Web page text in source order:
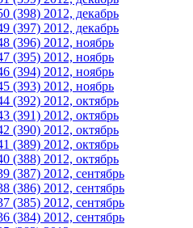
(398) 2012, декабрь
(397) 2012, декабрь
(396) 2012, ноябрь
(395) 2012, ноябрь
(394) 2012, ноябрь
(393) 2012, ноябрь
(392) 2012, октябрь
(391) 2012, октябрь
(390) 2012, октябрь
(389) 2012, октябрь
(388) 2012, октябрь
(387) 2012, сентябрь
(386) 2012, сентябрь
(385) 2012, сентябрь
(384) 2012, сентябрь